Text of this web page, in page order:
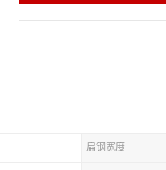
扁钢宽度